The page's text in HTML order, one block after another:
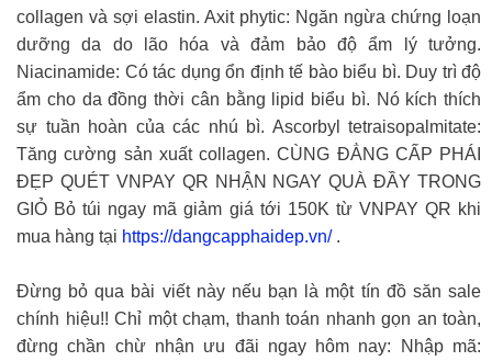
collagen và sợi elastin. Axit phytic: Ngăn ngừa chứng loạn
dưỡng da do lão hóa và đảm bảo độ ẩm lý tưởng.
Niacinamide: Có tác dụng ổn định tế bào biểu bì. Duy trì độ
ẩm cho da đồng thời cân bằng lipid biểu bì. Nó kích thích
sự tuần hoàn của các nhú bì. Ascorbyl tetraisopalmitate:
Tăng cường sản xuất collagen. CÙNG ĐẲNG CẤP PHÁI
ĐẸP QUÉT VNPAY QR NHẬN NGAY QUÀ ĐẦY TRONG
GIỎ Bỏ túi ngay mã giảm giá tới 150K từ VNPAY QR khi
mua hàng tại https://dangcapphaidep.vn/.
Đừng bỏ qua bài viết này nếu bạn là một tín đồ săn sale
chính hiệu!! Chỉ một chạm, thanh toán nhanh gọn an toàn,
đừng chần chừ nhận ưu đãi ngay hôm nay: Nhập mã: